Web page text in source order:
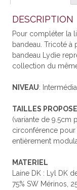
DESCRIPTION
Pour compléter la
bandeau. Tricoté à
bandeau Lydie
collection du
NIVEAU:
TAILLES
(variante de 9.5cm
circonférence
entièrement
MATERIEL
Laine DK : Lyl DK
75% SW Mérinos,